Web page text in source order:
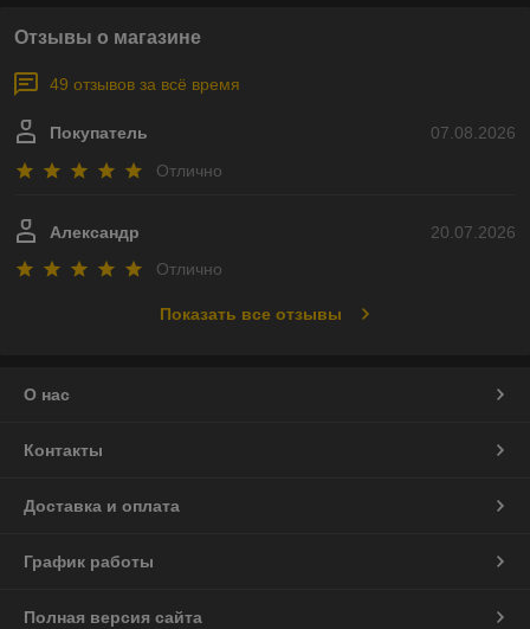
Отзывы о магазине
49 отзывов за всё время
07.08.2026
Покупатель
Отлично
20.07.2026
Александр
Отлично
Показать все отзывы
О нас
Контакты
Доставка и оплата
График работы
Полная версия сайта